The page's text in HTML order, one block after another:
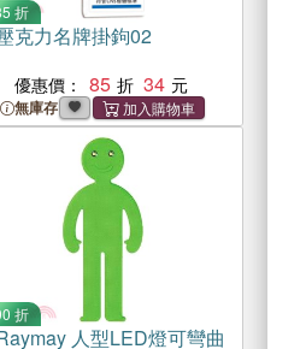
折
克力名牌掛鉤02
優惠價： 85 34
無庫存
折
人型LED燈可彎曲